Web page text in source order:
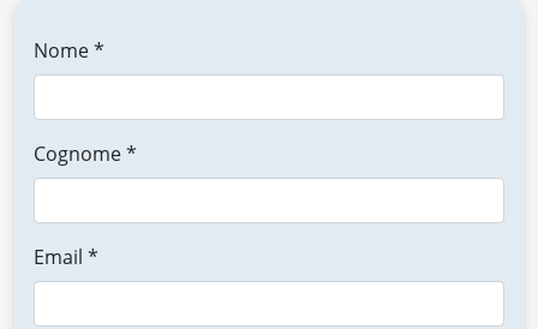
Nome *
Cognome *
Email *